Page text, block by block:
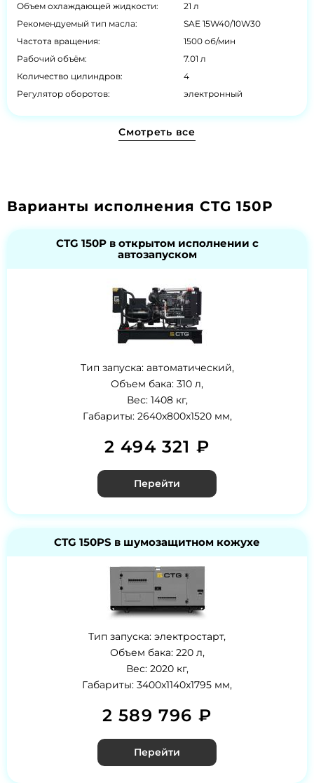
Объем охлаждающей жидкости:
21 л
Рекомендуемый тип масла:
SAE 15W40/10W30
Частота вращения:
1500 об/мин
Рабочий объём:
7.01 л
Количество цилиндров:
4
Регулятор оборотов:
электронный
Смотреть все
Варианты исполнения CTG 150P
CTG 150P в открытом исполнении с
автозапуском
Тип запуска: автоматический,
Объем бака: 310 л,
Вес: 1408 кг,
Габариты: 2640x800x1520 мм,
2 494 321 ₽
Перейти
CTG 150PS в шумозащитном кожухе
Тип запуска: электростарт,
Объем бака: 220 л,
Вес: 2020 кг,
Габариты: 3400x1140x1795 мм,
2 589 796 ₽
Перейти